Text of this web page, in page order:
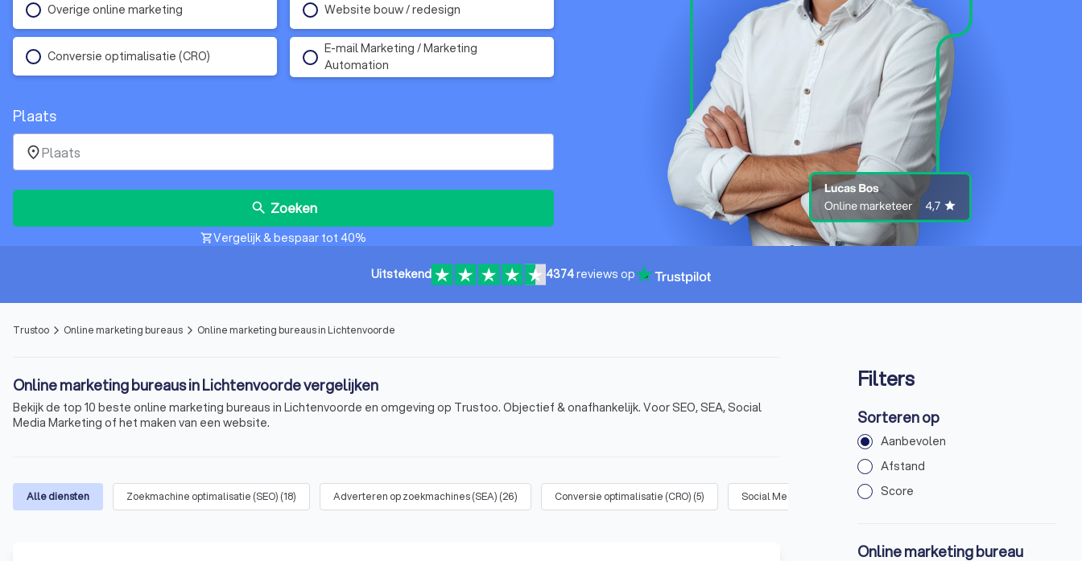
Overige online marketing Website bouw / redesign
Conversie optimalisatie (CRO)
E-mail Marketing / Marketing
Automation
Plaats
place
search Zoeken
shopping_cartVergelijk & bespaar tot 40%
Uitstekend 4374reviews op
Trustoo arrow_forward_ios Online marketing bureaus arrow_forward_ios Online marketing bureaus in Lichtenvoorde
Online marketing bureaus in Lichtenvoorde vergelijken
Bekijk de top 10 beste online marketing bureaus in Lichtenvoorde en omgeving op Trustoo. Objectief & onafhankelijk. Voor SEO, SEA, Social
Media Marketing of het maken van een website.
Alle diensten Zoekmachine optimalisatie (SEO) (18) Adverteren op zoekmachines (SEA) (26) Conversie optimalisatie (CRO) (5) Social Media Marketing 10) E-mail Marketing / Marketing
Filters
Sorteren op
Aanbevolen
Afstand
Score
Online marketing bureau